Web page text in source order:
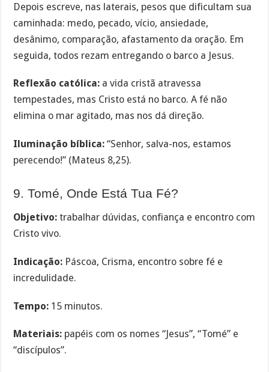
Depois escreve, nas laterais, pesos que dificultam sua
caminhada: medo, pecado, vício, ansiedade,
desânimo, comparação, afastamento da oração. Em
seguida, todos rezam entregando o barco a Jesus.
Reflexão católica: a vida cristã atravessa
tempestades, mas Cristo está no barco. A fé não
elimina o mar agitado, mas nos dá direção.
Iluminação bíblica: “Senhor, salva-nos, estamos
perecendo!” (Mateus 8,25).
9. Tomé, Onde Está Tua Fé?
Objetivo: trabalhar dúvidas, confiança e encontro com
Cristo vivo.
Indicação: Páscoa, Crisma, encontro sobre fé e
incredulidade.
Tempo: 15 minutos.
Materiais: papéis com os nomes “Jesus”, “Tomé” e
“discípulos”.